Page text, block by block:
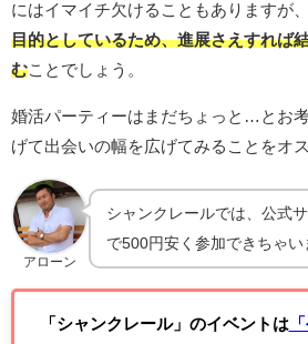
にはイマイチ欠けることもありますが、
目的としているため、進展さえすれば
むことでしょう。
婚活パーティーはまだちょっと…とお
げて出会いの幅を広げてみることをオ
アローン
シャンクレールでは、公式
で500円安く参加できちゃい
「シャンクレール」のイベントは「